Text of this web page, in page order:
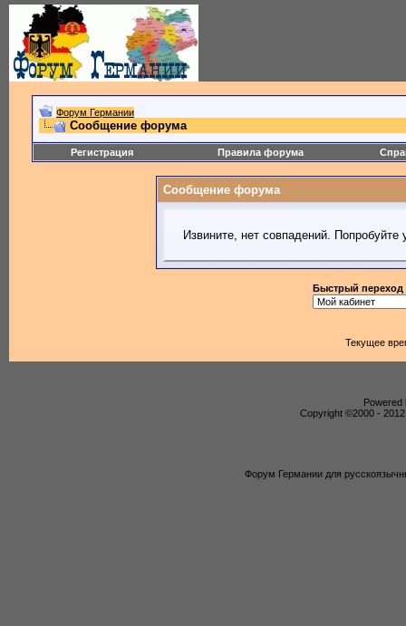
Форум Германии
Сообщение форума
Регистрация Правила форума
Сообщение форума
Извините, нет совпадений.
Быстрый переход
Текущее
Powered
Copyright ©2000 -
Форум Германии для